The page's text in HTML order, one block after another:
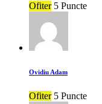
Ofiter 5 Puncte
Ovidiu Adam
Ofiter 5 Puncte